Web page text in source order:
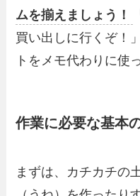
ムを揃えましょう！
買い出しに行くぞ！
トをメモ代わりに使
作業に必要な基本
まずは、カチカチの